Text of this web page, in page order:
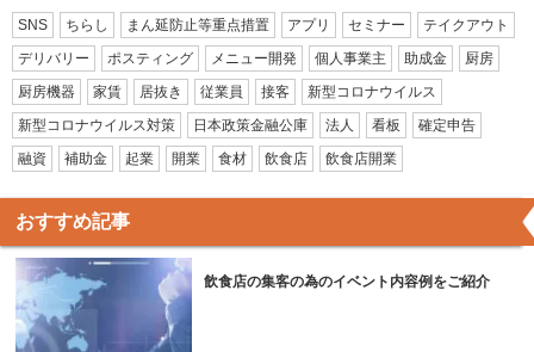
SNS ちらし まん延防止等重点措置 アプリ セミナー
テイクアウト
デリバリー
ポスティング メニュー開発 個人事業主 助成金
厨房
厨房機器
家賃 居抜き 従業員 接客
新型コロナウイルス
新型コロナウイルス対策
日本政策金融公庫 法人 看板
確定申告
融資
補助金 起業 開業 食材 飲食店 飲食店開業
おすすめ記事
飲食店の集客の為のイベント内容例をご紹介